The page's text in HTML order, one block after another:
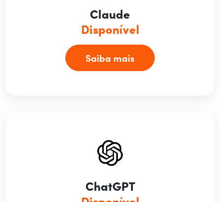
Claude
Disponível
Saiba mais
ChatGPT